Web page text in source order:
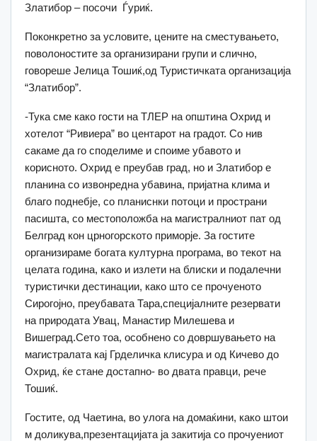
Златибор – посочи Ѓуриќ.
Поконкретно за условите, цените на сместувањето,
поволоностите за организирани групи и слично,
говореше Јелица Тошиќ,од Туристичката организација
“Златибор”.
-Тука сме како гости на ТЛЕР на општина Охрид и
хотелот “Ривиера” во центарот на градот. Со нив
сакаме да го споделиме и споиме убавото и
корисното. Охрид е преубав град, но и Златибор е
планина со извонредна убавина, пријатна клима и
благо поднебје, со планиснки потоци и пространи
пасишта, со местоположба на магистралниот пат од
Белград кон црногорското приморје. За гостите
организираме богата културна програма, во текот на
целата година, како и излети на блиски и подалечни
туристички дестинации, како што се прочуеното
Сирогојно, преубавата Тара,специјалните резервати
на природата Увац, Манастир Милешева и
Вишеград.Сето тоа, особнено со довршувањето на
магистралата кај Грделичка клисура и од Кичево до
Охрид, ќе стане достапно- во двата правци, рече
Тошиќ.
Гостите, од Чаетина, во улога на домаќини, како штои
м доликува,презентацијата ја закитија со прочуениот